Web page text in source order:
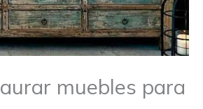
muebles para